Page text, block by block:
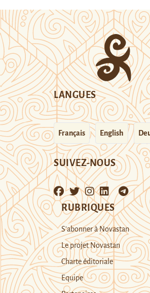
LANGUES
Français English
SUIVEZ-NOUS
RUBRIQUES
S’abonner à Novastan
Le projet Novastan
Charte éditoriale
Equipe